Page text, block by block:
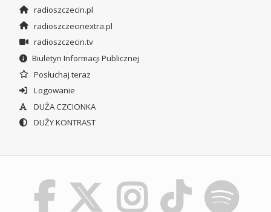
radioszczecin.pl
radioszczecinextra.pl
radioszczecin.tv
Biuletyn Informacji Publicznej
Posłuchaj teraz
Logowanie
DUŻA CZCIONKA
DUŻY KONTRAST